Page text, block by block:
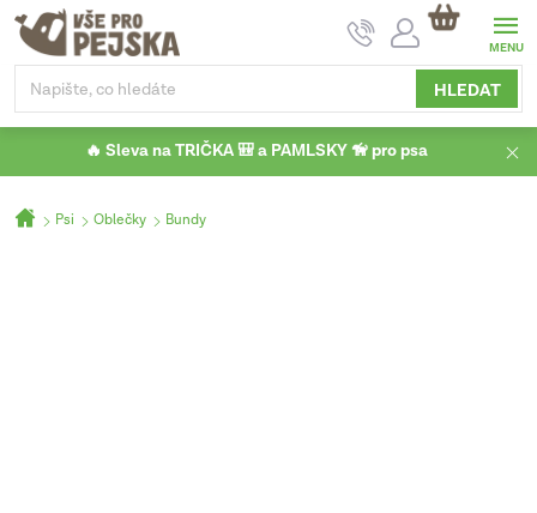
Přejít
obsah
HLEDAT
NÁKUPNÍ
KOŠÍK
🔥 Sleva na TRIČKA 🎒 a PAMLSKY 🦮 pro psa
Domů
Psi Oblečky Bundy